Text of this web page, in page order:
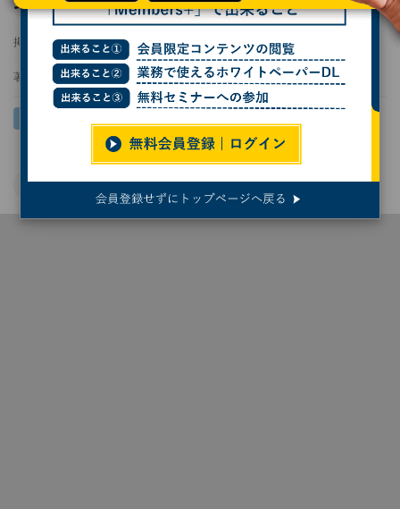
で変化が現れることを確認
掲載日 2026/06/08 17:01
著者： 波留久泉
JAXA NASA 宇宙 天文学 東京大学